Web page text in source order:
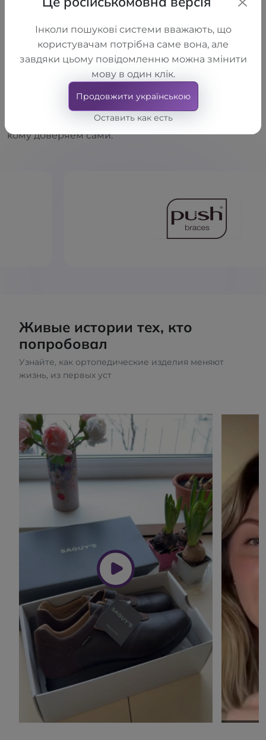
ям двигаться вперёд.
Наши бренды
Мы работаем только с теми,
кому доверяем сами.
Живые истории тех, кто
попробовал
Узнайте, как ортопедические изделия меняют
жизнь, из первых уст
Інколи пошукові системи вважають, що
користувачам потрібна саме вона, але
завдяки цьому повідомленню можна змінити
мову в один клік.
Продовжити українською
Оставить как есть